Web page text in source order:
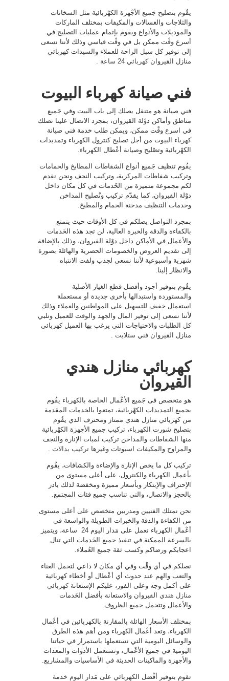
يقُوم بتصليح جَميع الأجْهزة الكهْربائية مثل السخانات
والثلاجات والغسالات والمكيفات بمختلف الماركات
والموديلات والأنواع ويقوم بإتمام عمليات التصليح في
أسرع وقْت ممكن بل في وقْت قياسي وذلك لأننا نسعى
إلى توفير كل سبل الراحة للعملاء والسيدات كهربائي
منازل القيروانكهربائي 24 ساعة
فني صيانة كهرباء البيوت
فني صيانة هو متنقل يصلك إلى باب البيت وفي جَميع
مناطق وأماكن دوْلة القيروان، بمجرد الاتصال علينا نصلك
في اسرع وقْت ممكن، ويمكن طلب خدمة فني صيانة
كهرباء البيوت من أجل تصليح كنترول الكهرباء وتمديدات
الكهْربائية وتصْليح وصيانة أعْطال الكهرباء.
يقُوم تنظيف جَميع أنواع الشفاطات المطابخ والحمامات
وتركيب شفاطات المركزية، وتركيب النجف ونحن نقدم
لكم مجموعة متميزة من الخَدمات في كل مكان داخل
دوْلة القيروان، كما يقدّم تركيب وتْصليح المداخن
وخدمات التنظيف مدخنة الحمام والمطبخ.
بمجرد التواصل يصلكم في كل الأوقات حيث يتمتع
بالكفاءة والدقة والخبرة العالية، لن تجد هذه الخَدمات
والأعمال في الأماكن داخل دوْلة القيروان، وذلك بالإضافة
إلى تقديم العروض والخصومات الحصرية والهائلة بصورة
شهرية وأسبوعية لأننا نسعى لجذب ولفت الانتباه
والانظار إلينا.
يقُوم بتوفير أجود وأفضل قطع الغيار الأصلية
والمستوردة واستبدالها بأخرى جديدة أو مستعملة
استعمال خفيف للتسهيل على المواطنين والعملاء وذلك
لأننا نسعى إلى توفير المال والجهد والوقت للعميل ونلبي
كل الطلبات والاحتياجات التي يرغب بها العميل كهربائي
منازل القيروان فني ستلايت
كهربائي منازل هندي
القيروان
هو متخصص فى جَميع الأعْمال الخاصة بالكهرباء يقُوم
بجميع التمديدات الكهْربائية، تمتعوا بالخدمات المقدمة
من كهربائي منازل هندي ممتاز ومحترف الذي يقُوم
بتصليح شورت الكهرباء، تركيب جميع الأجهزة الكهْربائية
منها الشفاطات والمداخن تركيب لمبات الإنارة والنجف
والمراوح والمكيفات اسبوتات وغيرها تركيب بدالات
تركيب كل ما يخص الإنارة والإضاءة والكشافات، يقُوم
بأعمال الكهرباء والكنترول، على أعلى مستوى من
الإحتراف والإبتكار وبأسعار مميزة ومخفضة لذلك بادر
بالحجز والاتصال، والتي تناسب جميع فئات المجتمع.
نحن نمتلك الفنيين ومدربين متخصص على أعلى مستوى
من الكفاءة والدقة والخبرات الطويلة والواسعة في
أعْمال الكهرباء نعمل على مَدار اليوم 24 ساعة، ويتميز
بالسرعة الممكنة في تنفيذ جميع الخَدمات التي تنال
اعجابكم ورضاكم وكسب ثقة جميع العُملاء.
نصلكم في أي وقْت وفي أي مكان لا داعي لتحمل العناء
والتعب والهم عند حدوث أي أعْطال أو أخطاء كهربائية
على أكمل وجه وعلى الفور، عليكم الإستعانةكهربائي
منازل هندي القيروان والاستعانة بأفضل الخَدمات
والأعمال وتتحمل جميع الظروف.
بمختلف الأسعار الهائلة بالمقارنة بالكهربائين في أعْمال
الكهرباء، وتعد أعْمال الكهرباء ومن أهم هذه الطرق
والوسائل اليومية التي نستعملها باستمرار في حياتنا
اليومية في جميع الأعْمال، وتستعمل الأدوات والمعدات
والأجهزة والماكينات الحديثة في الأساسيات والمشاريع.
تقوم بتوفير أفْضل الكهربائي على مَدار اليوم خدمة